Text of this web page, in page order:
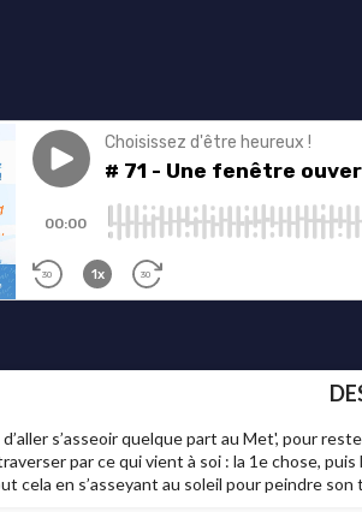
s’asseoir quelque part au Met', pour
par ce qui vient à soi : la 1e chose,
cela en s’asseyant au soleil pour peindre son